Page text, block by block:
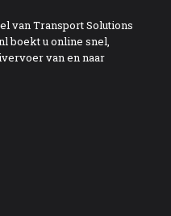
van Transport Solutions
boekt u online snel,
van en naar